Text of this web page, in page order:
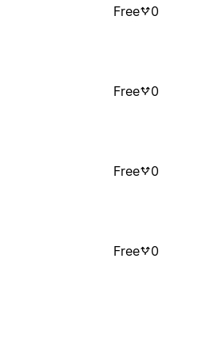
Free 0
Free 0
Free 0
Free 0